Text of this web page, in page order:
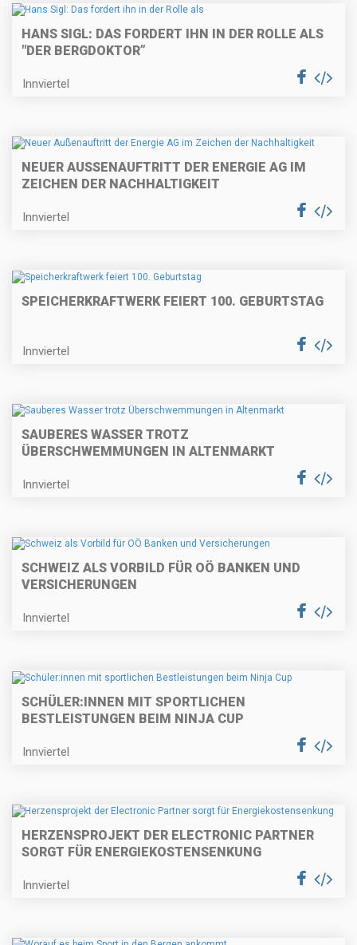
HANS SIGL: DAS FORDERT IHN IN DER ROLLE ALS
"DER BERGDOKTOR”
Innviertel
NEUER AUSSENAUFTRITT DER ENERGIE AG IM Z
EICHEN DER NACHHALTIGKEIT
Innviertel
SPEICHERKRAFTWERK FEIERT 100. GEBURTSTAG
Innviertel
SAUBERES WASSER TROTZ
ÜBERSCHWEMMUNGEN IN ALTENMARKT
Innviertel
SCHWEIZ ALS VORBILD FÜR OÖ BANKEN UND
VERSICHERUNGEN
Innviertel
SCHÜLER:INNEN MIT SPORTLICHEN
BESTLEISTUNGEN BEIM NINJA CUP
Innviertel
HERZENSPROJEKT DER ELECTRONIC PARTNER
SORGT FÜR ENERGIEKOSTENSENKUNG
Innviertel